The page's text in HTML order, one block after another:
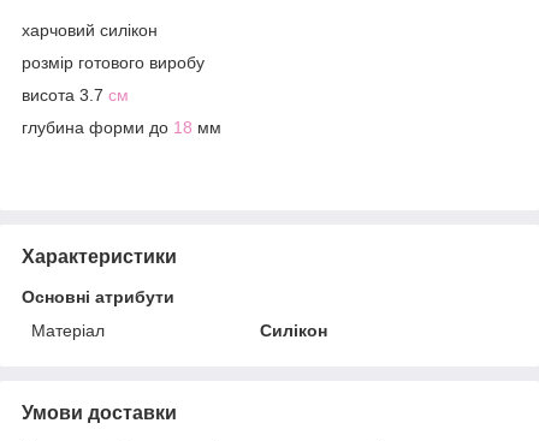
харчовий силікон
розмір готового виробу
висота 3.7 см
глубина форми до 18 мм
Характеристики
Основні атрибути
Матеріал
Силікон
Умови доставки